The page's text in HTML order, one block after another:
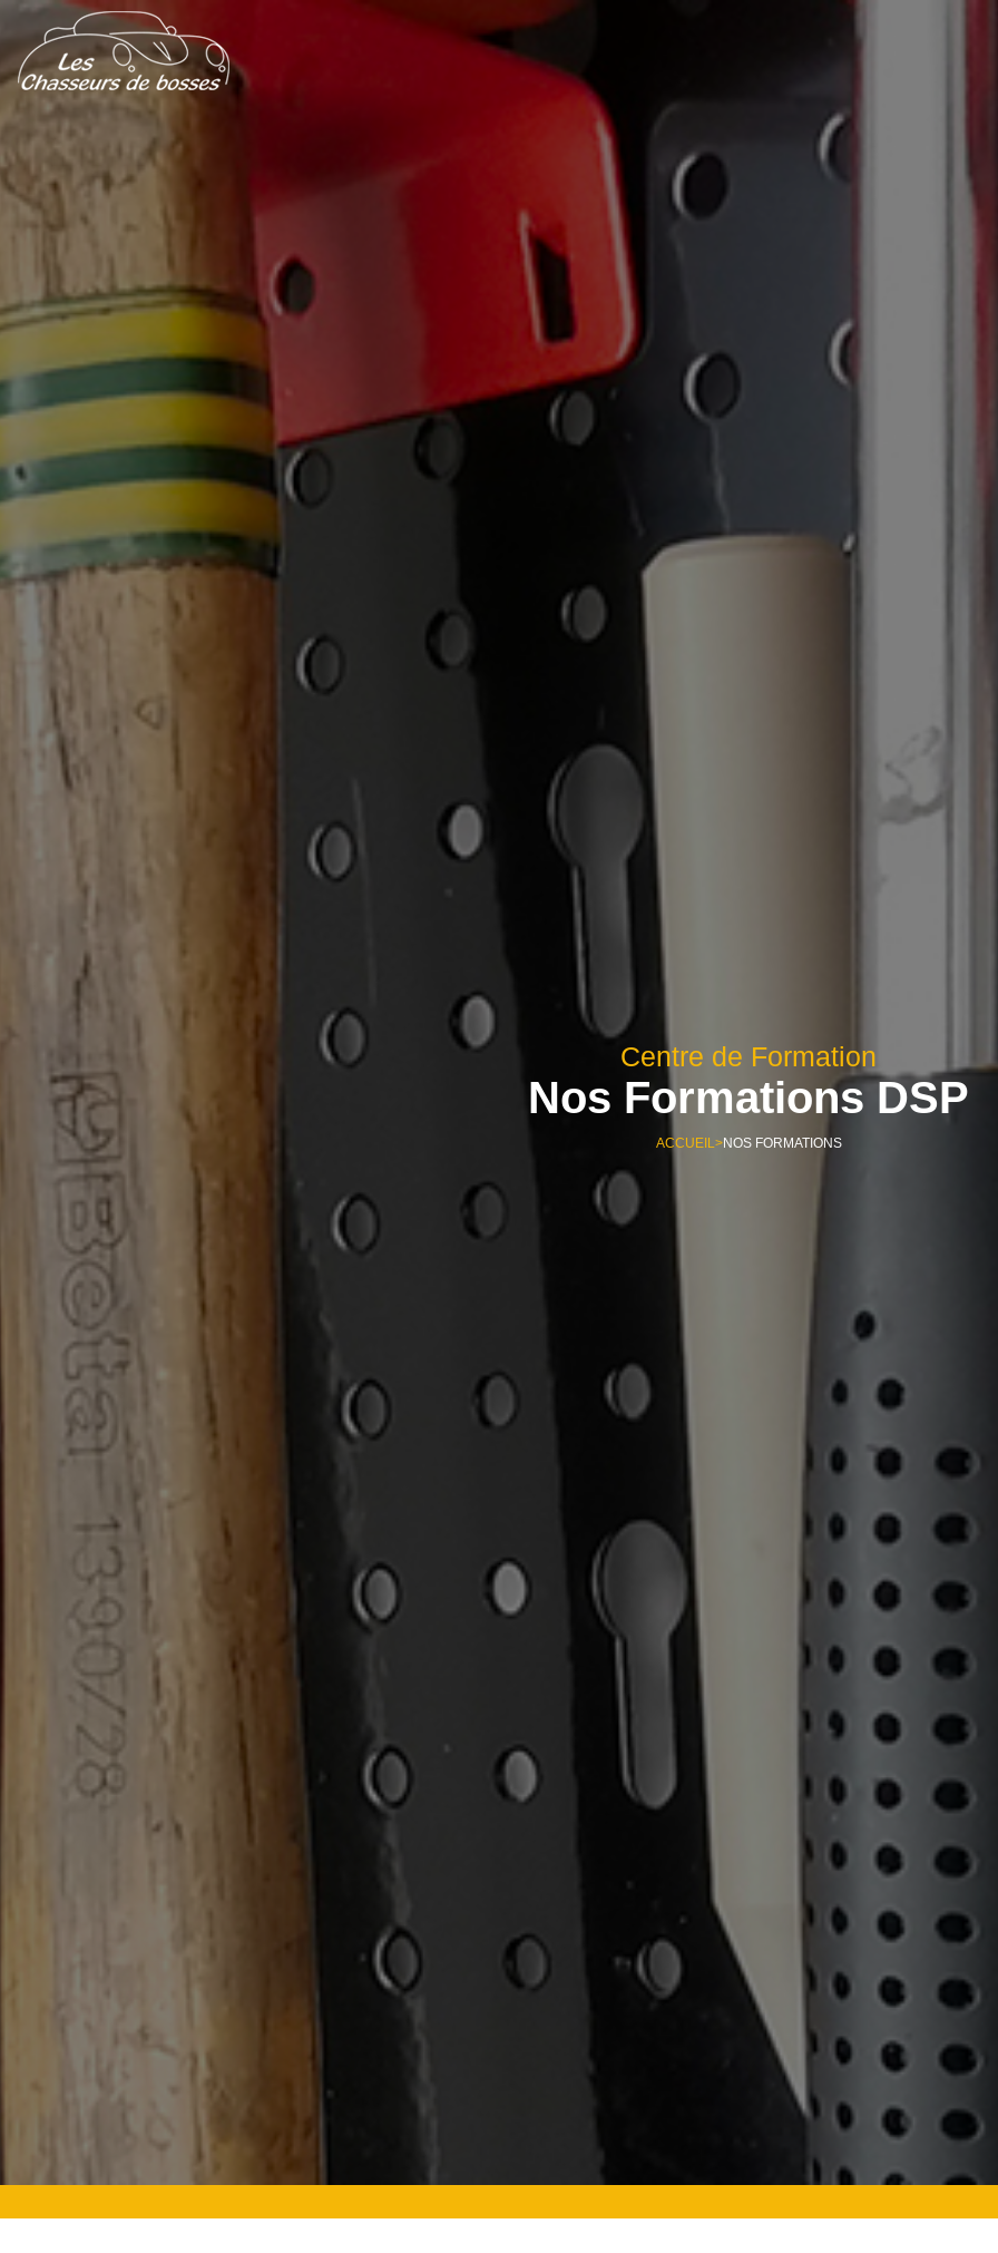
Centre de Formation
Nos Formations DSP
ACCUEIL >NOS FORMATIONS